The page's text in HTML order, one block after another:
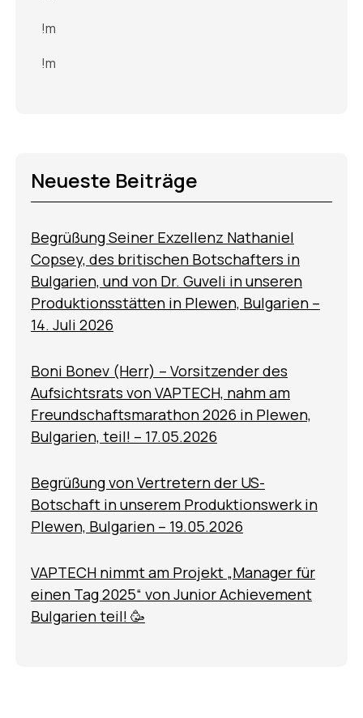
!m
!m
Neueste Beiträge
Begrüßung Seiner Exzellenz Nathaniel
Copsey, des britischen Botschafters in
Bulgarien, und von Dr. Guveli in unseren
Produktionsstätten in Plewen, Bulgarien –
14. Juli 2026
Boni Bonev (Herr) – Vorsitzender des
Aufsichtsrats von VAPTECH, nahm am
Freundschaftsmarathon 2026 in Plewen,
Bulgarien, teil! – 17.05.2026
Begrüßung von Vertretern der US-
Botschaft in unserem Produktionswerk in
Plewen, Bulgarien – 19.05.2026
VAPTECH nimmt am Projekt „Manager für
einen Tag 2025“ von Junior Achievement
Bulgarien teil! 🥳